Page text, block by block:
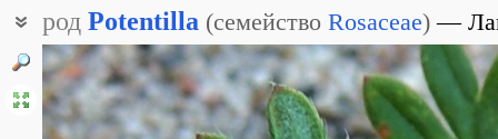
род Potentilla (семейство Rosaceae)